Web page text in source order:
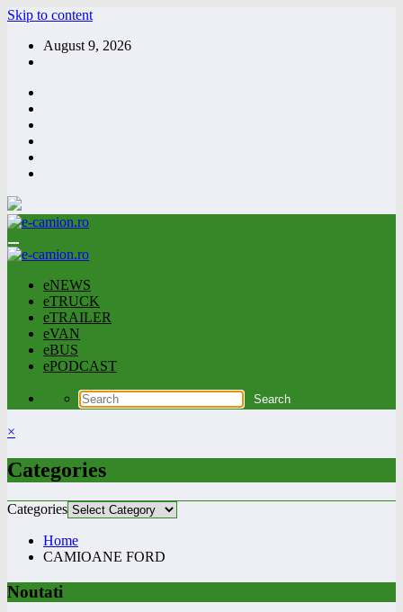
Skip to content
August 9, 2026
eNEWS
eTRUCK
eTRAILER
eVAN
eBUS
ePODCAST
×
Categories
Categories
Home
CAMIOANE FORD
Noutati